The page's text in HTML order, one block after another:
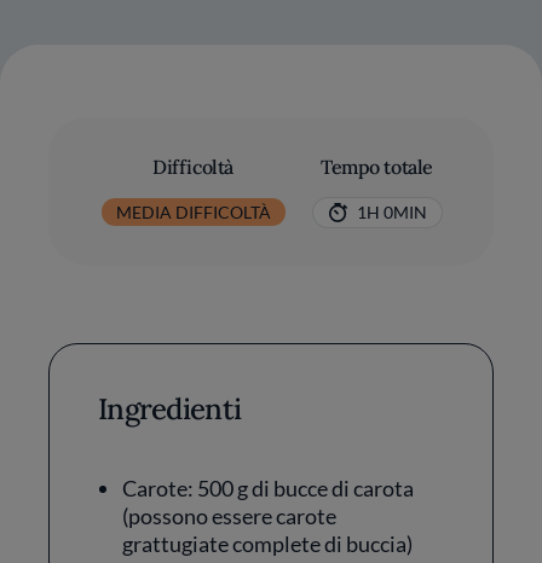
Difficoltà
MEDIA DIFFICOLTÀ
Tempo totale
1H 0MIN
Ingredienti
Carote: 500 g di bucce di carota
(possono essere carote
grattugiate complete di buccia)